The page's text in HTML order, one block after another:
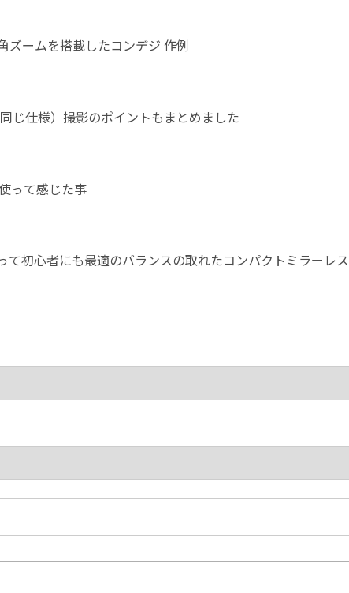
ズームを搭載したコンデジ 作例
じ仕様）撮影のポイントもまとめました
って感じた事
ビュー | 1年以上使って初心者にも最適のバランスの取れたコンパクトミラーレス